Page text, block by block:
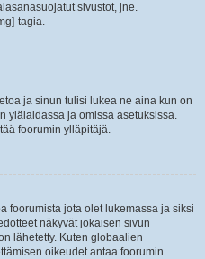
sivustot, jne.
tagia.
ja sinun tulisi lukea ne aina kun on
ylälaidassa ja omissa asetuksissa.
foorumin ylläpitäjä.
foorumista jota olet lukemassa ja siksi
näkyvät jokaisen sivun
lähetetty. Kuten globaalien
oikeudet antaa foorumin